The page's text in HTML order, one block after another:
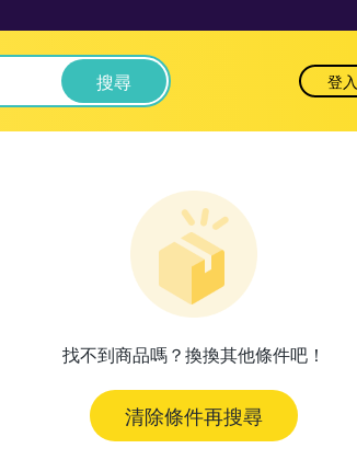
搜尋 登入
找不到商品嗎？換換其他條件吧！
清除條件再搜尋